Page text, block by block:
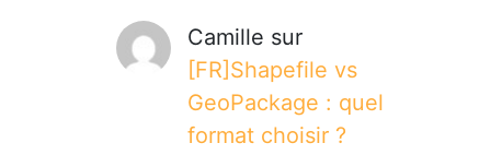
Camille sur
[FR]Shapefile vs
GeoPackage : quel
format choisir ?